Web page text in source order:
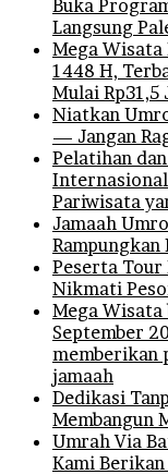
Buka
Langsung
Mega
1448 H,
Mulai Rp31,5
Niatkan
— Jangan
Pelatihan
Internasional
Pariwisata
Jamaah
Peserta
Nikmati
Mega
September
memberikan
jamaah
Dedikasi
Membangun
Umrah Via
Kami